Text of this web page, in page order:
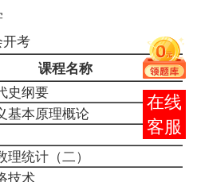
考
课程名称
史纲要
基本原理概论
理统计（二）
技术
报考
咨询